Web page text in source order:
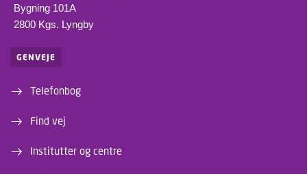
Bygning 101A
2800 Kgs. Lyngby
GENVEJE
Telefonbog
Find vej
Institutter og centre